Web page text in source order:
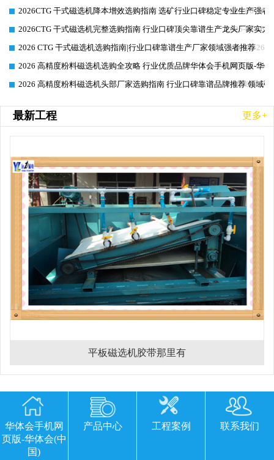
2026-06-26
2026CTG 干式磁选机降本增效选购指南 选矿行业口碑稳定专业生产强者
2026-06-26
2026CTG 干式磁选机完整选购指南 行业口碑顶尖靠谱生产龙头厂家实力
2026-06-26
2026 CTG 干式磁选机选购指南|行业口碑靠谱生产厂家领域强者推荐
2026-06-26
2026 高精度粉料磁选机选购全攻略 行业优质品牌华体会手机网页版-华
2026-06-26
2026 高精度粉料磁选机头部厂家选购指南 行业口碑靠谱品牌推荐 领域
最新工程 更多+
平板磁选机胶带那里有
欢迎您留下宝贵的意见或建议
华体会手机网
页版-华体会(中
国)
产品中心 工程案例 联系我们